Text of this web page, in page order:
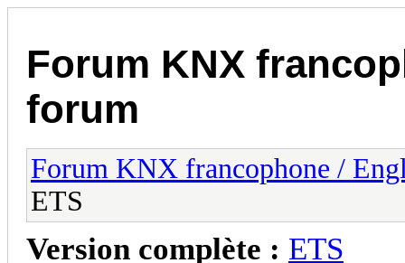
Forum KNX
forum
Forum KNX francophone /
ETS
Version complète : ETS